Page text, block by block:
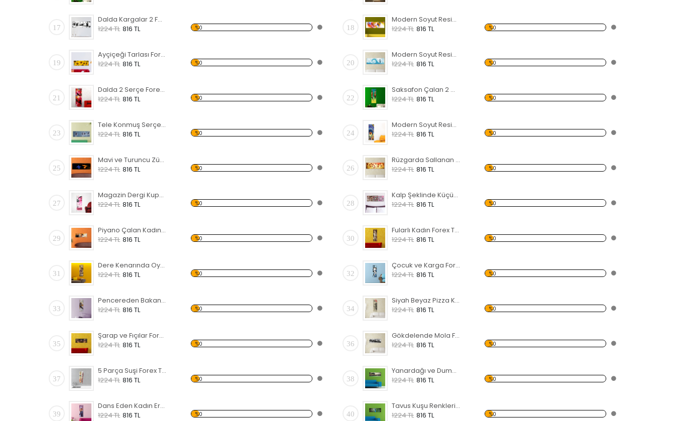
17
Dalda Kargalar 2 Forex Tablo
1224 TL 816 TL %0 18
Modern Soyut Resim 5 Forex Tablo
1224 TL 816 TL %0
19
Ayçiçeği Tarlası Forex Tablo
1224 TL 816 TL %0 20
Modern Soyut Resim Deniz Feneri Forex Tablo
1224 TL 816 TL %0
21
Dalda 2 Serçe Forex Tablo
1224 TL 816 TL %0 22
Saksafon Çalan 2 Müzisyen Forex Tablo
1224 TL 816 TL %0
23
Tele Konmuş Serçeler Forex Tablo
1224 TL 816 TL %0 24
Modern Soyut Resim 4 Forex Tablo
1224 TL 816 TL %0
25
Mavi ve Turuncu Zümrüdü Anka Forex Tablo
1224 TL 816 TL %0 26
Rüzgarda Sallanan Gelincikler Forex Tablo
1224 TL 816 TL %0
27
Magazin Dergi Kupürü Forex Tablo
1224 TL 816 TL %0 28
Kalp Şeklinde Küçük Resimler Forex Tablo
1224 TL 816 TL %0
29
Piyano Çalan Kadın Forex Tablo
1224 TL 816 TL %0 30
Fularlı Kadın Forex Tablo
1224 TL 816 TL %0
31
Dere Kenarında Oynayan Çocuklar Forex Tablo
1224 TL 816 TL %0 32
Çocuk ve Karga Forex Tablo
1224 TL 816 TL %0
33
Pencereden Bakan Kadın Forex Tablo
1224 TL 816 TL %0 34
Siyah Beyaz Pizza Kulesi Forex Tablo
1224 TL 816 TL %0
35
Şarap ve Fıçılar Forex Tablo
1224 TL 816 TL %0 36
Gökdelende Mola Forex Tablo
1224 TL 816 TL %0
37
5 Parça Suşi Forex Tablo
1224 TL 816 TL %0 38
Yanardağı ve Dumanı Forex Tablo
1224 TL 816 TL %0
39
Dans Eden Kadın Erkek Forex Tablo
1224 TL 816 TL %0 40
Tavus Kuşu Renkleri Forex Tablo
1224 TL 816 TL %0